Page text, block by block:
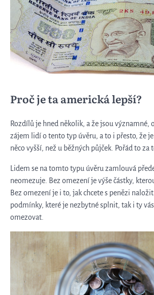
Proč je ta americká lepší?
Rozdílů je hned několik, a že jsou významné,
zájem lidí o tento typ úvěru, a to i přesto, že
něco vyšší, než u běžných půjček. Pořád to za
Lidem se na tomto typu úvěru zamlouvá
neomezuje. Bez omezení je výše částky,
Bez omezení je i to, jak chcete s penězi
podmínky, které je nezbytné splnit, tak i ty
omezovat.